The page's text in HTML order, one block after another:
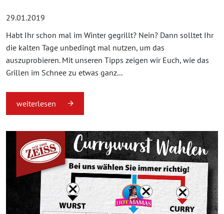
29.01.2019
Habt Ihr schon mal im Winter gegrillt? Nein? Dann solltet Ihr
die kalten Tage unbedingt mal nutzen, um das
auszuprobieren. Mit unseren Tipps zeigen wir Euch, wie das
Grillen im Schnee zu etwas ganz...
weiterlesen